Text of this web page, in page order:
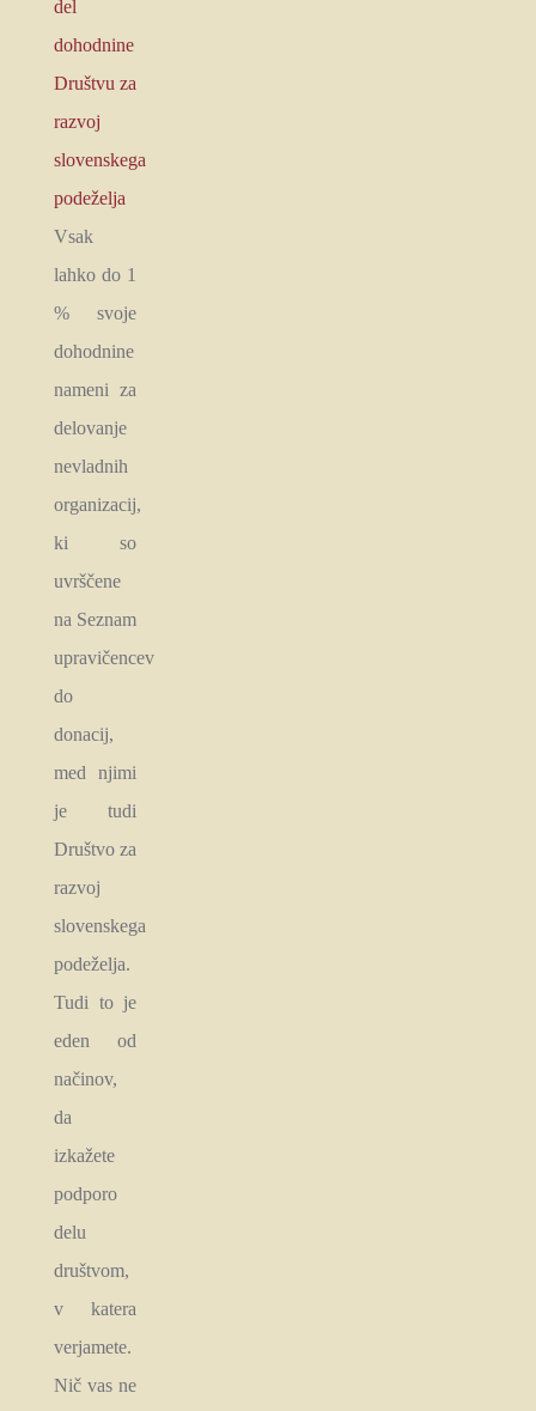
del
dohodnine
Društvu za
razvoj
slovenskega
podeželja
Vsak
lahko do 1
% svoje
dohodnine
nameni za
delovanje
nevladnih
organizacij,
ki so
uvrščene
na Seznam
upravičencev
do
donacij,
med njimi
je tudi
Društvo za
razvoj
slovenskega
podeželja.
Tudi to je
eden od
načinov,
da
izkažete
podporo
delu
društvom,
v katera
verjamete.
Nič vas ne